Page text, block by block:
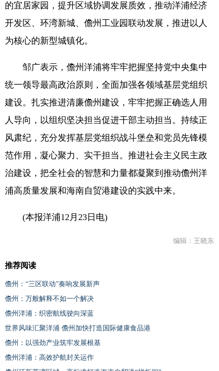
的宜居家园，提升区域协调发展质效，推动洋浦经济
开发区、环湾新城、儋州工业园联动发展，推进以人
为核心的新型城镇化。
邹广表示，儋州洋浦将牢牢把握坚持党中央集中
统一领导最高政治原则，全面加强各领域基层党组织
建设。扎实推进清廉儋州建设，牢牢把握正确选人用
人导向，以组织坚决担当促进干部主动担当。持续正
风肃纪，充分发挥基层党组织战斗堡垒和党员先锋模
范作用，凝心聚力、实干担当。推进社会主义民主政
治建设，把全社会的智慧和力量都凝聚到推动儋州洋
浦高质量发展和海南自贸港建设的实践中来。
(本报洋浦12月23日电)
编辑：王晓东
推荐阅读
儋州：“三区联动”奏响发展新声
儋州：万般解释不如一个解决
儋州洋浦：织密航线驶向深蓝
世界风味汇聚洋浦 儋州加快打造国际健康食品港
儋州：以强劲产业筑牢发展根基
儋州洋浦：高效护航封关运作